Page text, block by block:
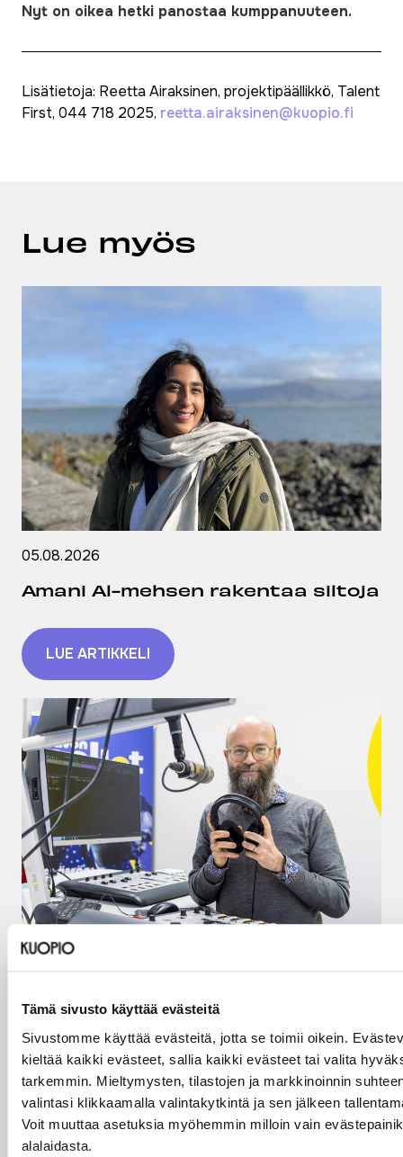
Tämä sivusto käyttää evästeitä
Sivustomme käyttää evästeitä, jotta se toimii oikein.
kieltää kaikki evästeet, sallia kaikki evästeet tai valita
tarkemmin. Mieltymysten, tilastojen ja markkinoinnin
valintasi klikkaamalla valintakytkintä ja sen jälkeen
Voit muuttaa asetuksia myöhemmin milloin vain
alalaidasta.
Nyt on oikea hetki panostaa kumppanuuteen.
Lisätietoja: Reetta Airaksinen, projektipäällikkö, Talent
First, 044 718 2025, reetta.airaksinen@kuopio.fi
Lue myös
05.08.2026
Amani Al-mehsen rakentaa siltoja
LUE ARTIKKELI
24.06.2026
Talent Talks kertoo
kansainväliset tarinat ääneen
LUE ARTIKKELI